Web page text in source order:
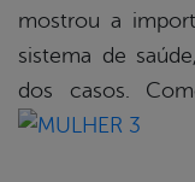
mostrou a
sistema de
dos casos.